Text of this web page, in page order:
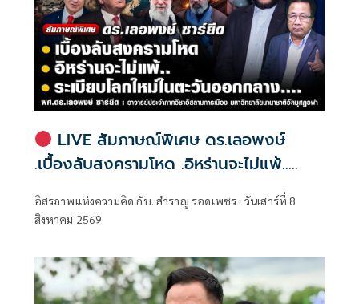
LIVE สัมภาษณ์พิเศษ ดร.เลอพงษ์
.เบื้องลับสงครามโหด .อิหร่านจะไม่แพ้..
อิสรภาพแห่งความคิด กับ..สำราญ รอด
อิสรภาพแห่งความคิด กับ..สำราญ รอดเพชร : วันเสาร์ที่ 8
สิงหาคม 2569